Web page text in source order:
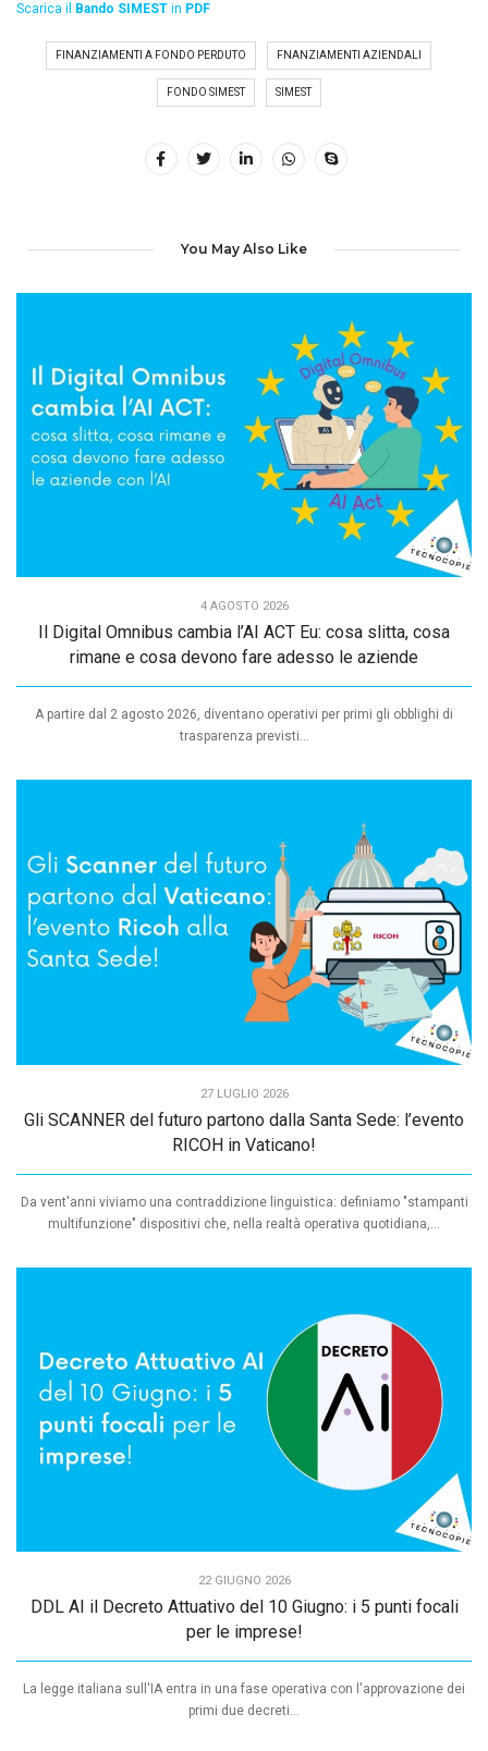
Scarica il Bando SIMEST in PDF
FINANZIAMENTI A FONDO PERDUTO FNANZIAMENTI AZIENDALI
FONDO SIMEST SIMEST
You May Also Like
4 AGOSTO 2026
Il Digital Omnibus cambia l’AI ACT Eu: cosa slitta, cosa
rimane e cosa devono fare adesso le aziende
A partire dal 2 agosto 2026, diventano operativi per primi gli obblighi di
trasparenza previsti...
27 LUGLIO 2026
Gli SCANNER del futuro partono dalla Santa Sede: l’evento
RICOH in Vaticano!
Da vent'anni viviamo una contraddizione linguistica: definiamo "stampanti
multifunzione" dispositivi che, nella realtà operativa quotidiana,...
22 GIUGNO 2026
DDL AI il Decreto Attuativo del 10 Giugno: i 5 punti focali
per le imprese!
La legge italiana sull'IA entra in una fase operativa con l'approvazione dei
primi due decreti...